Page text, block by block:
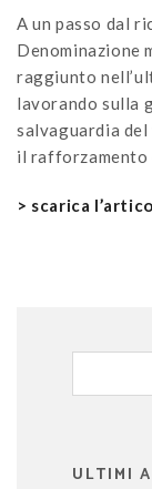
A un passo dal
Denominazione
raggiunto
lavorando sulla
salvaguardia
il rafforzamento
> scarica
ULTIMI